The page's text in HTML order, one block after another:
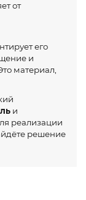
от
его
и
материал,
и
реализации
решение